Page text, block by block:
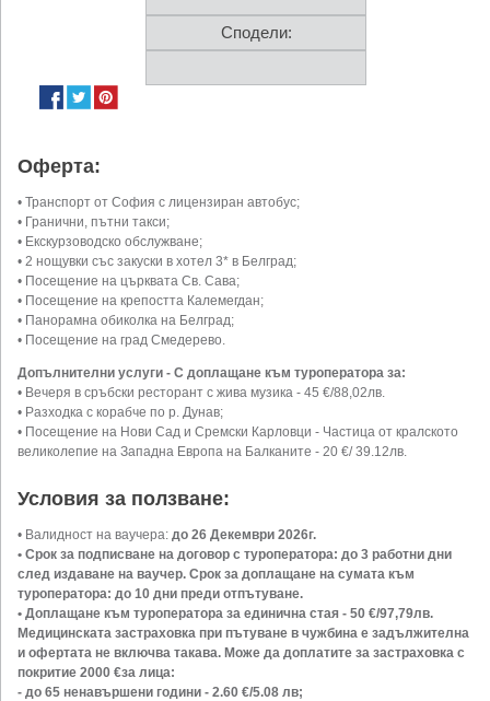
Сподели:
Оферта:
• Транспорт от София с лицензиран автобус;
• Гранични, пътни такси;
• Екскурзоводско обслужване;
• 2 нощувки със закуски в хотел 3* в Белград;
• Посещение на църквата Св. Сава;
• Посещение на крепостта Калемегдан;
• Панорамна обиколка на Белград;
• Посещение на град Смедерево.
Допълнителни услуги - С доплащане към туроператора за:
• Вечеря в сръбски ресторант с жива музика - 45 €/88,02лв.
• Разходка с корабче по р. Дунав;
• Посещение на Нови Сад и Сремски Карловци - Частица от кралското
великолепие на Западна Европа на Балканите - 20 €/ 39.12лв.
Условия за ползване:
• Валидност на ваучера: до 26 Декември 2026г.
• Срок за подписване на договор с туроператора: до 3 работни дни
след издаване на ваучер. Срок за доплащане на сумата към
туроператора: до 10 дни преди отпътуване.
• Доплащане към туроператора за единична стая - 50 €/97,79лв.
Медицинската застраховка при пътуване в чужбина е задължителна
и офертата не включва такава. Може да доплатите за застраховка с
покритие 2000 €за лица:
- до 65 ненавършени години - 2.60 €/5.08 лв;